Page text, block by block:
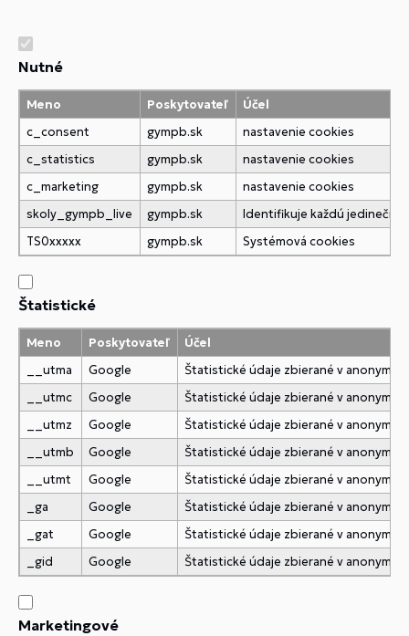
Nutné
Meno Poskytovateľ
Účel
c_consent
gympb.sk
nastavenie cookies
c_statistics
gympb.sk
nastavenie cookies
c_marketing
gympb.sk
nastavenie cookies
skoly_gympb_live
gympb.sk
Identifikuje každú
TS0xxxxx
gympb.sk Systémová cookies
Štatistické
Meno Poskytovateľ
Účel
__utma
Google
Štatistické údaje zbierané v
__utmc
Google
Štatistické údaje zbierané v
__utmz
Google
Štatistické údaje zbierané v
__utmb
Google
Štatistické údaje zbierané v
__utmt
Google
Štatistické údaje zbierané v
_ga
Google
Štatistické údaje zbierané v
_gat
Google
Štatistické údaje zbierané v
_gid
Google Štatistické údaje zbierané v
Marketingové